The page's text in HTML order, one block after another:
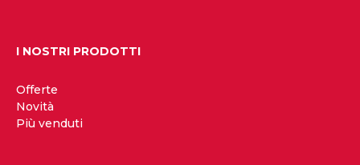
I NOSTRI PRODOTTI
Offerte
Novità
Più venduti